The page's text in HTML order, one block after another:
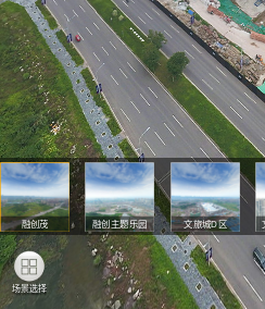
场景选择
融创茂 融创主题乐园 文旅城D区